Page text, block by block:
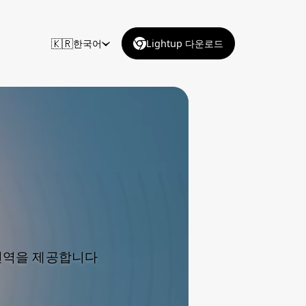
🇰🇷한국어 Lightup 다운로드
을 제공합니다